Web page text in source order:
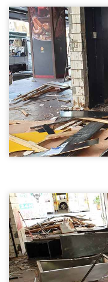
尖石鄉拆除天花板
尖石鄉拆除
尖石鄉店面裝潢拆除
尖石鄉店面裝潢拆除